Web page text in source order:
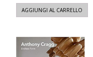
AGGIUNGI AL CARRELLO